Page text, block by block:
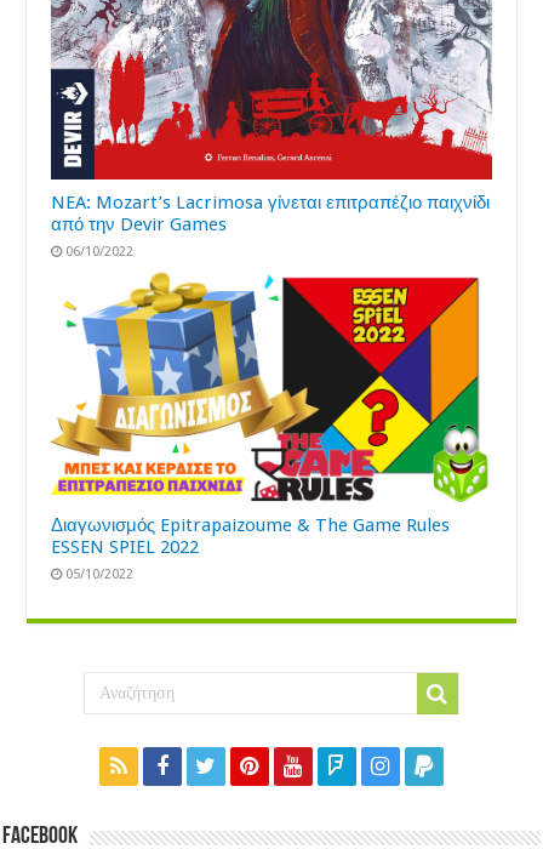
NEA: Mozart’s Lacrimosa γίνεται επιτραπέζιο παιχνίδι
από την Devir Games
06/10/2022
Διαγωνισμός Epitrapaizoume & The Game Rules
ESSEN SPIEL 2022
05/10/2022
Facebook